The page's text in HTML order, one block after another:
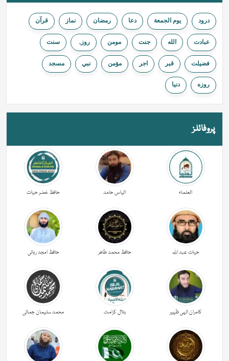
درود يوم الجمعة دعا رمضان نماز قرآن
عبادت الله جنت مومن روزہ سنت
فضیلت قبر اجر مؤمن نبي مسجد
روزه دنيا
پروفائلز
العلماء الیاس حامد حافظ خضر حیات
حیات عبد اللہ حافظ محمد طاھر حافظ امجد ربانی
کامران الہی ظہیر بلال کرامت محمد سلیمان جمالی